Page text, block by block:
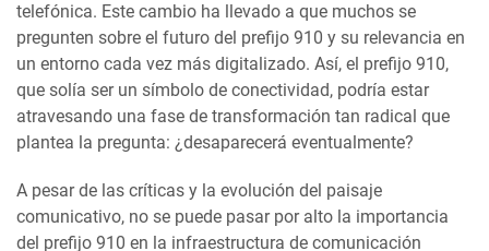
telefónica. Este cambio ha llevado a que muchos se
pregunten sobre el futuro del prefijo 910 y su relevancia en
un entorno cada vez más digitalizado. Así, el prefijo 910,
que solía ser un símbolo de conectividad, podría estar
atravesando una fase de transformación tan radical que
plantea la pregunta: ¿desaparecerá eventualmente?
A pesar de las críticas y la evolución del paisaje
comunicativo, no se puede pasar por alto la importancia
del prefijo 910 en la infraestructura de comunicación